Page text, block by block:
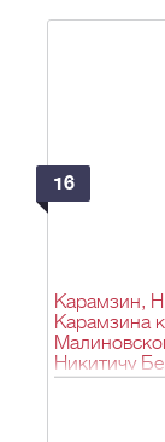
16
Карамзин,
Карамзина
Никитичу
М.: